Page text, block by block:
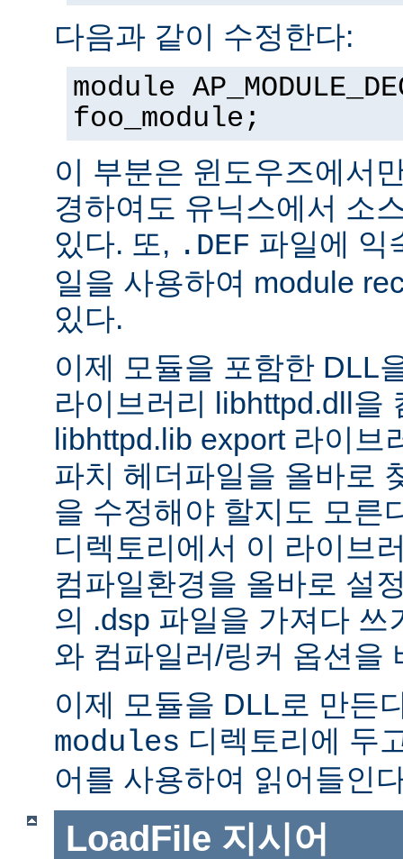
다음과 같이 수정한다:
module
foo_module;
이 부분은 윈도우즈에서
경하여도 유닉스에서 소
있다. 또, .DEF 파일에 익
일을 사용하여 module
있다.
이제 모듈을 포함한 DLL
라이브러리 libhttpd.dll을
libhttpd.lib export 라이브
파치 헤더파일을 올바로
을 수정해야 할지도 모른
디렉토리에서 이 라이브
컴파일환경을 올바로 설
의 .dsp 파일을 가져다 쓰
와 컴파일러/링커 옵션을
이제 모듈을 DLL로 만든
modules 디렉토리에 두
어를 사용하여 읽어들인
LoadFile 지시어